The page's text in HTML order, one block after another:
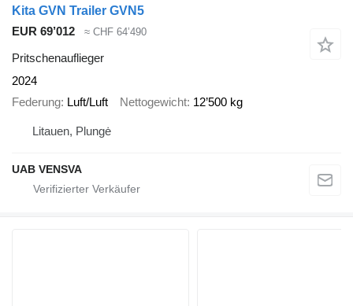
Kita GVN Trailer GVN5
EUR 69’012
≈ CHF 64’490
Pritschenauflieger
2024
Federung Luft/Luft Nettogewicht 12’500 kg
Litauen, Plungė
UAB VENSVA